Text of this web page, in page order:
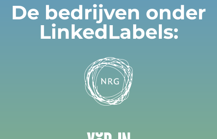
De bedrijven onder
LinkedLabels: